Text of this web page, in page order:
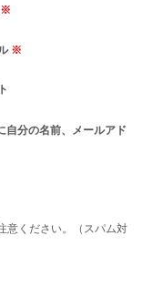
※
※
自分の名前、メールアド
意ください。（スパム対